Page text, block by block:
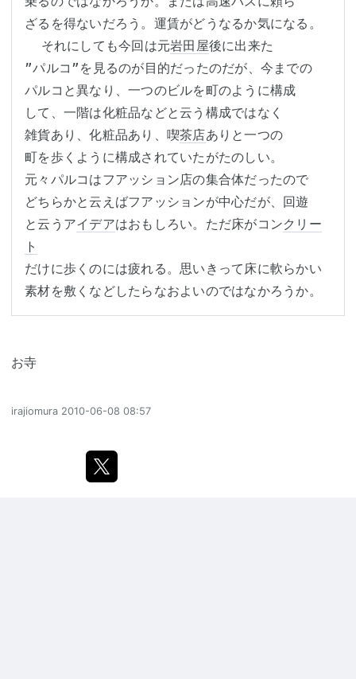
ざるを得ないだろう。運賃がどうなるか気になる。
  それにしても今回は元
岩田屋後に出来た
”パルコ”を見るのが目的だったのだが、今までの
パルコと異なり、一つのビルを町のように構成
して、一階は化粧品などと云う構成ではなく
雑貨あり、化粧品あり、喫茶店ありと一つの
町を歩くように構成されていたがたのしい。
元々パルコはフアッション店の集合体だったので
どちらかと云えばフアッションが中心だが、回遊
と云うアイデアはおもしろい。ただ床がコンクリー
ト
だけに歩くのには疲れる。思いきって床に軟らかい
お寺
irajiomura 2010-06-08 08:57